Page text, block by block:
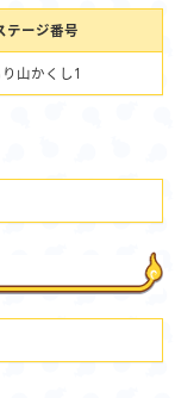
テージ番号
山かくし1